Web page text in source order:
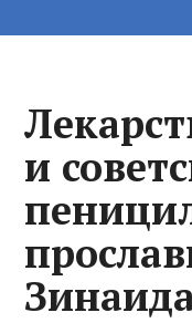
и